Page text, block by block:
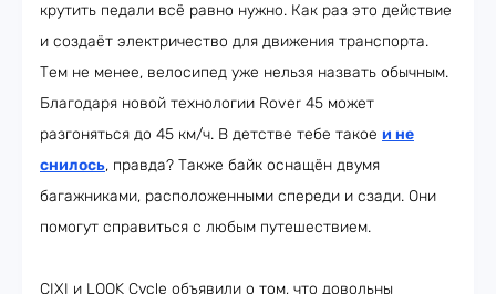
крутить педали всё равно нужно. Как раз это действие
и создаёт электричество для движения транспорта.
Тем не менее, велосипед уже нельзя назвать обычным.
Благодаря новой технологии Rover 45 может
разгоняться до 45 км/ч. В детстве тебе такое и не
снилось, правда? Также байк оснащён двумя
багажниками, расположенными спереди и сзади. Они
помогут справиться с любым путешествием.
CIXI и LOOK Cycle объявили о том, что довольны